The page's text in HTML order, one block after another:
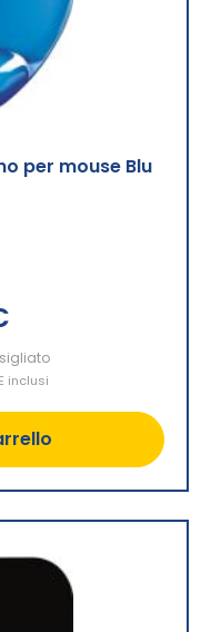
per mouse Blu
inclusi